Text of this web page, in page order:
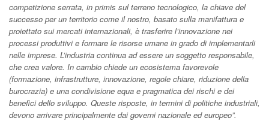
competizione serrata, in primis sul terreno tecnologico, la chiave del
successo per un territorio come il nostro, basato sulla manifattura e
proiettato sui mercati internazionali, è trasferire l’innovazione nei
processi produttivi e formare le risorse umane in grado di implementarli
nelle imprese. L’industria continua ad essere un soggetto responsabile,
che crea valore. In cambio chiede un ecosistema favorevole
(formazione, infrastrutture, innovazione, regole chiare, riduzione della
burocrazia) e una condivisione equa e pragmatica dei rischi e dei
benefici dello sviluppo. Queste risposte, in termini di politiche industriali,
devono arrivare principalmente dai governi nazionale ed europeo”.